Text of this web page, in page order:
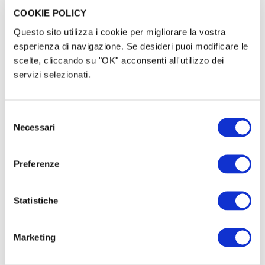
COOKIE POLICY
Questo sito utilizza i cookie per migliorare la vostra
esperienza di navigazione. Se desideri puoi modificare le
scelte, cliccando su "OK" acconsenti all'utilizzo dei
servizi selezionati.
delNecessari
Preferenze
Statistiche
Marketing
Il live diSurgelati
d’anni e una trentina di date.
Nel 2017 l’incontro con la redazione di Graphic-
News(il primo sito italiano di “giornalismo a
donatori saranno a tutti gli effetti i co-